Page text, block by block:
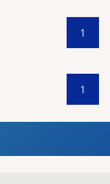
1
1